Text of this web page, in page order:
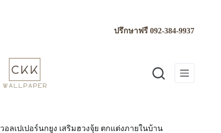
ปรึกษาฟรี092-384-9937
วอลเปเปอร์นกยูง เสริมฮวงจุ้ย ตกแต่งภายในบ้าน